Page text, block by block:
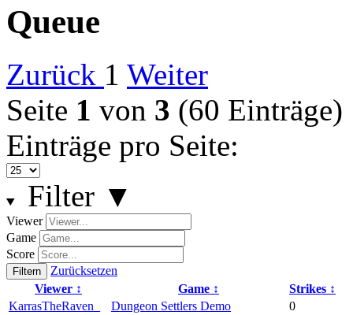
Queue
Zurück 1 Weiter
Seite 1 von 3 (60 Einträge)
Einträge pro Seite:
Filter ▼
Viewer
Game
Score
Filtern
Zurücksetzen
Viewer ↕ Game ↕ Strikes ↕
KarrasTheRaven_
Dungeon Settlers Demo
0